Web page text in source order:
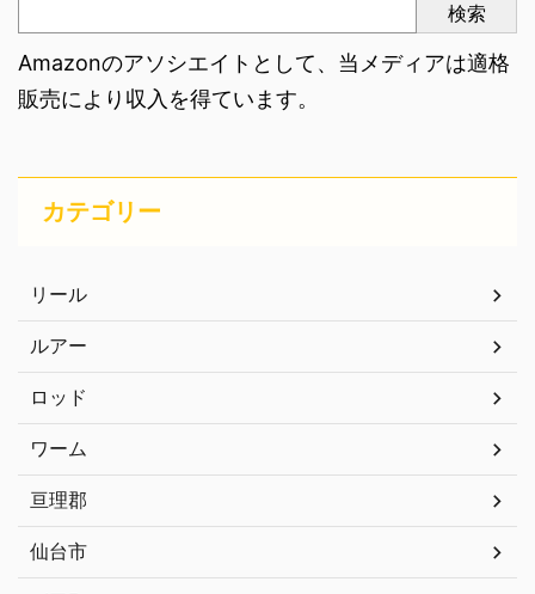
検索
Amazonのアソシエイトとして、当メディアは適格
販売により収入を得ています。
カテゴリー
リール
ルアー
ロッド
ワーム
亘理郡
仙台市